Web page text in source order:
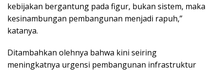
kebijakan bergantung pada figur, bukan sistem, maka
kesinambungan pembangunan menjadi rapuh,”
katanya.
Ditambahkan olehnya bahwa kini seiring
meningkatnya urgensi pembangunan infrastruktur